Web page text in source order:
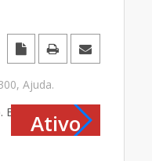
, Ajuda.
Ativo